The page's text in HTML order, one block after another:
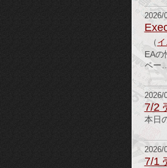
2026/
（
EAの
ペー…
2026/
7/2
本日
2026/
7/1